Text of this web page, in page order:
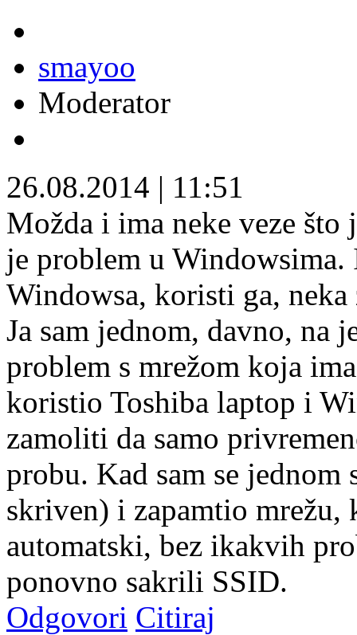
smayoo
Moderator
26.08.2014 | 11:51
Možda i ima neke veze
je problem u Windowsima.
Windowsa, koristi ga, neka
Ja sam jednom, davno, na
problem s mrežom koja
koristio Toshiba laptop i
zamoliti da samo
probu. Kad sam se
skriven) i zapamtio mrežu,
automatski, bez ikakvih
ponovno sakrili SSID.
Odgovori Citiraj